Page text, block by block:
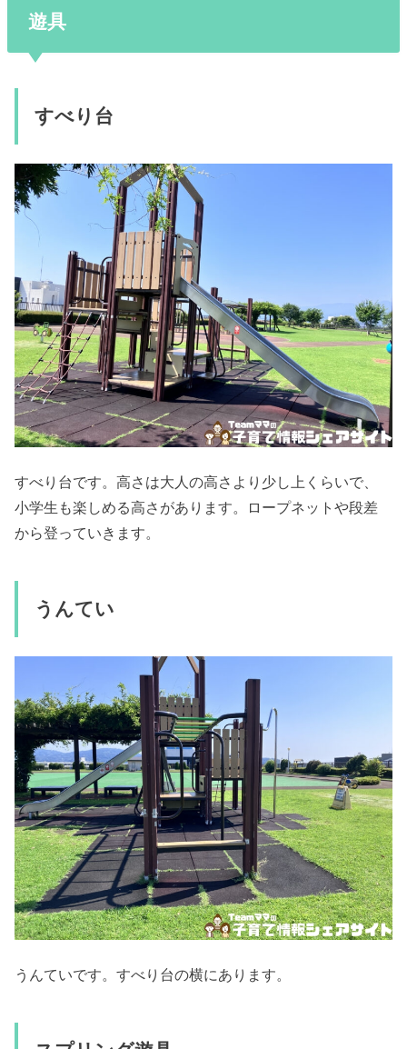
遊具
すべり台
すべり台です。高さは大人の高さより少し上くらいで、
小学生も楽しめる高さがあります。ロープネットや段差
から登っていきます。
うんてい
うんていです。すべり台の横にあります。